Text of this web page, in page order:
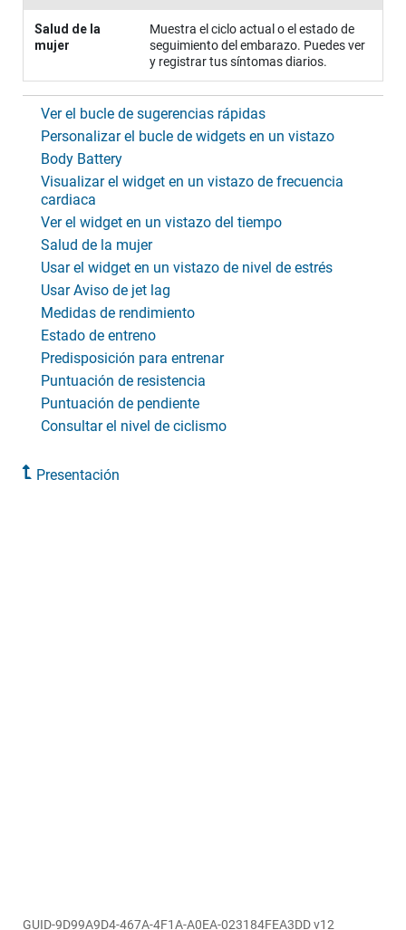
Salud de la
mujer
Muestra el ciclo actual o el estado de
seguimiento del embarazo. Puedes ver
y registrar tus síntomas diarios.
Ver el bucle de sugerencias rápidas
Personalizar el bucle de widgets en un vistazo
Body Battery
Visualizar el widget en un vistazo de frecuencia
cardiaca
Ver el widget en un vistazo del tiempo
Salud de la mujer
Usar el widget en un vistazo de nivel de estrés
Usar Aviso de jet lag
Medidas de rendimiento
Estado de entreno
Predisposición para entrenar
Puntuación de resistencia
Puntuación de pendiente
Consultar el nivel de ciclismo
Presentación
GUID-9D99A9D4-467A-4F1A-A0EA-023184FEA3DD v12